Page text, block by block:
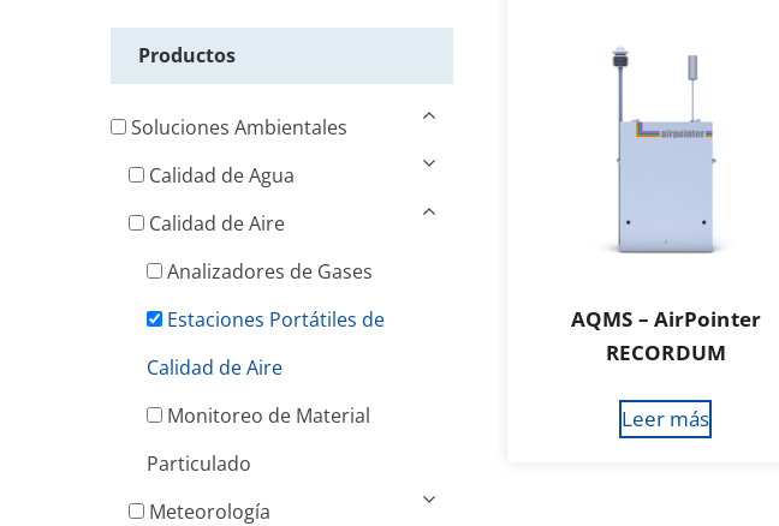
Productos
Soluciones Ambientales
Calidad de Agua
Calidad de Aire
Analizadores de Gases
Estaciones Portátiles de
Calidad de Aire
Monitoreo de Material
Particulado
Meteorología
AQMS – AirPointer
RECORDUM
Leer más